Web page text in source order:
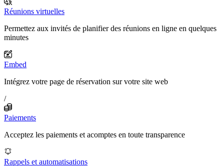
Réunions virtuelles
Permettez aux invités de planifier des réunions en ligne en quelques
minutes
Embed
Intégrez votre page de réservation sur votre site web
/
Paiements
Acceptez les paiements et acomptes en toute transparence
Rappels et automatisations